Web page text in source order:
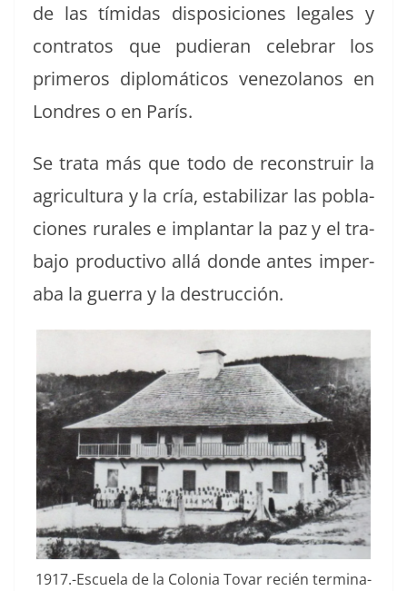
de las tími­das dis­posi­ciones legales y
con­tratos que pudier­an cel­e­brar los
primeros diplomáti­cos vene­zolanos en
Lon­dres o en París.
Se tra­ta más que todo de recon­stru­ir la
agri­cul­tura y la cría, esta­bi­lizar las pobla­
ciones rurales e implan­tar la paz y el tra­
ba­jo pro­duc­ti­vo allá donde antes imper­
a­ba la guer­ra y la destrucción.
1917.-Escuela de la Colo­nia Tovar recién ter­mi­na­